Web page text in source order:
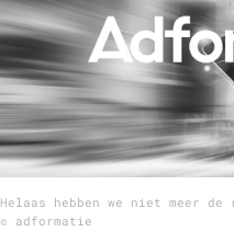
Menu
Home
9 sept: GenAI-training
12 nov: MarketingLive!
Adverteren
Events
Helaas hebben we niet meer
© adformatie